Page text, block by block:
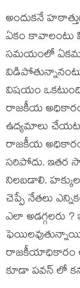
అందుకనే
ఏకం కావాలంటు
సమయంలో
విషయం
రాజకీయ అధికారం
ఉద్యమాలు
రాజకీయ అధికారం
సరిపోదు. ఇతర
నిలబడాలి.
చెప్పే నేతలు
ఎలా అడగ్గలరు
రాజకీయాధికారం
కూడా పవన్ లో